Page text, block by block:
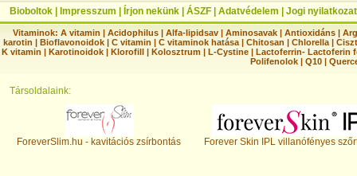
Bioboltok Impresszum Írjon nekünk ÁSZF Adatvédelem Jogi nyilatkozat
Vitaminok: A vitamin |Acidophilus |Alfa-lipidsav |Aminosavak |Antioxidáns |
karotin | Bioflavonoidok | C vitamin | C vitaminok hatása | Chitosan | Chlorella |
K vitamin | Karotinoidok | Klorofill | Kolosztrum | L-Cystine | Lactoferrin- Lactoferin
Polifenolok |Q10 |
Társoldalaink:
ForeverSlim.hu - kavitációs zsírbontás Forever Skin IPL villanófényes